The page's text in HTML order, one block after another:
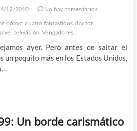
12/2010
No hay comentarios
cómic cuatro fantasticos doctor
televisión Vengadores
ayer. Pero antes de saltar el
un poquito más en los Estados Unidos,
Un borde carismático